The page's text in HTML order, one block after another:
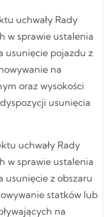
uchwały Rady
w sprawie ustalenia
usunięcie pojazdu z
na
oraz wysokości
usunięcia
uchwały Rady
w sprawie ustalenia
usunięcie z obszaru
statków lub
na